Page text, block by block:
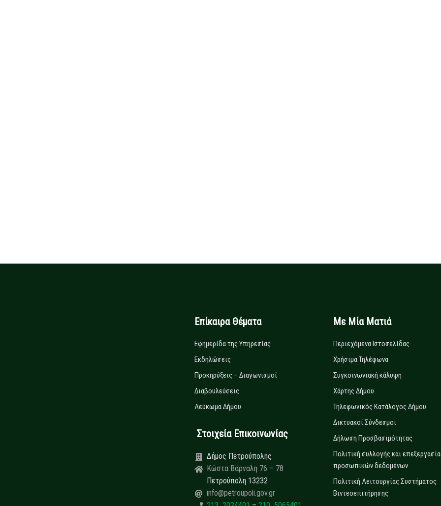
Επίκαιρα Θέματα
Εφημερίδα της Υπηρεσίας
Εκδηλώσεις
Προκηρύξεις – Διαγωνισμοί
Διαβουλεύσεις
Λεύκωμα Δήμου
Στοιχεία Επικοινωνίας
Δήμος Πετρούπολης
Κώστα Βάρναλη 76 – 78
Πετρούπολη 13232
info@petroupoli.gov.gr
Με Μία Ματιά
Περιεχόμενα Ιστοσελίδας
Χρήσιμα Τηλέφωνα
Συγκοινωνιακή κάλυψη
Χάρτης Δήμου
Τηλεφωνικός Κατάλογος Δήμου
Δικτυακοί Σύνδεσμοι
Δήλωση Προσβασιμότητας
Πολιτική συλλογής και
προσωπικών δεδομένων
Πολιτική Λειτουργίας Συστήματος
Βιντεοεπιτήρησης